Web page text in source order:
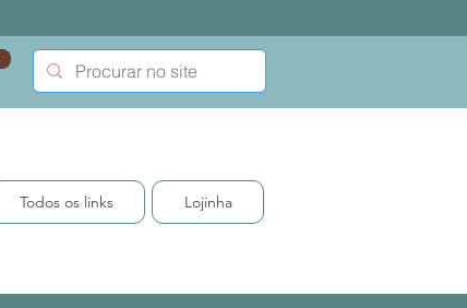
Todos os links Lojinha